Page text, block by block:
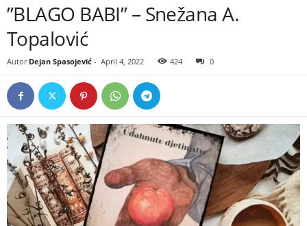
”BLAGO BABI” – Snežana A.
Topalović
Autor Dejan Spasojević - April 4, 2022 424 0